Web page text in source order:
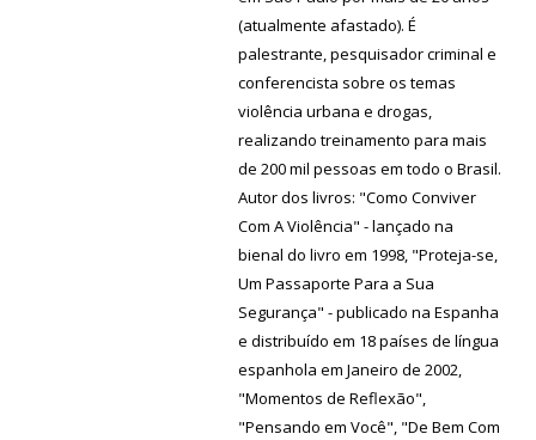
(atualmente afastado). É
palestrante, pesquisador criminal e
conferencista sobre os temas
violência urbana e drogas,
realizando treinamento para mais
de 200 mil pessoas em todo o Brasil.
Autor dos livros: "Como Conviver
Com A Violência" - lançado na
bienal do livro em 1998, "Proteja-se,
Um Passaporte Para a Sua
Segurança" - publicado na Espanha
e distribuído em 18 países de língua
espanhola em Janeiro de 2002,
"Momentos de Reflexão",
"Pensando em Você", "De Bem Com